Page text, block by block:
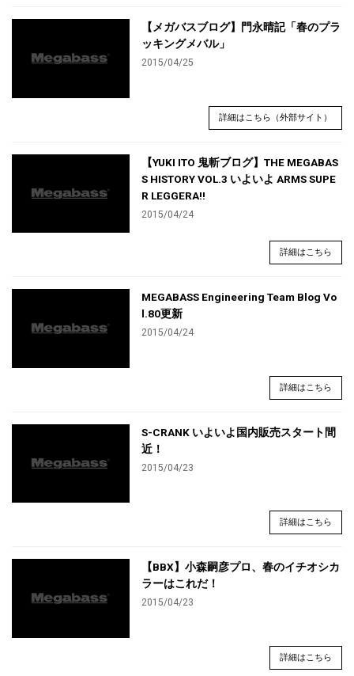
【メガバスブログ】門永晴記「春のプラ
ッキングメバル」
2015/04/25
詳細はこちら（外部サイト）
【YUKI ITO 鬼斬ブログ】THE MEGABAS
S HISTORY VOL.3 いよいよ ARMS SUPE
R LEGGERA!!
2015/04/24
詳細はこちら
MEGABASS Engineering Team Blog Vo
l.80更新
2015/04/24
詳細はこちら
S-CRANK いよいよ国内販売スタート間
近！
2015/04/23
詳細はこちら
【BBX】小森嗣彦プロ、春のイチオシカ
ラーはこれだ！
2015/04/23
詳細はこちら